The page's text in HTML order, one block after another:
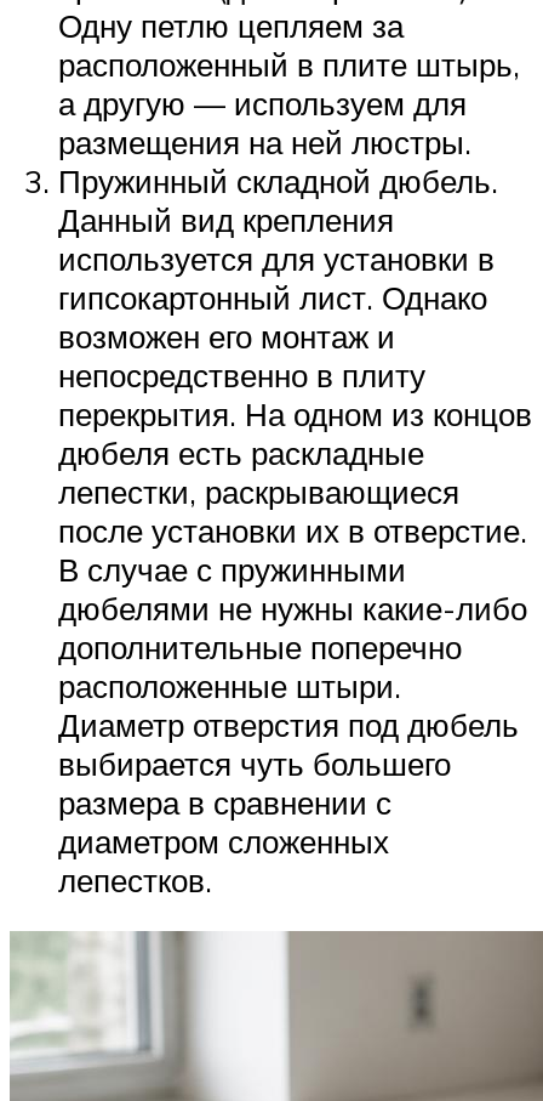
Одну петлю цепляем за
расположенный в плите штырь,
а другую — используем для
размещения на ней люстры.
Пружинный складной дюбель.
Данный вид крепления
используется для установки в
гипсокартонный лист. Однако
возможен его монтаж и
непосредственно в плиту
перекрытия. На одном из концов
дюбеля есть раскладные
лепестки, раскрывающиеся
после установки их в отверстие.
В случае с пружинными
дюбелями не нужны какие-либо
дополнительные поперечно
расположенные штыри.
Диаметр отверстия под дюбель
выбирается чуть большего
размера в сравнении с
диаметром сложенных
лепестков.